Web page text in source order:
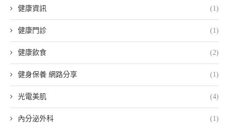
健康資訊 (1)
健康門診 (1)
健康飲食 (2)
健身保養 網路分享 (1)
光電美肌 (4)
內分泌外科 (1)